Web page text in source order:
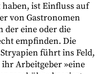
ist Einfluss auf
von Gastronomen
der eine oder die
empfinden. Die
führt ins Feld,
Arbeitgeber »eine